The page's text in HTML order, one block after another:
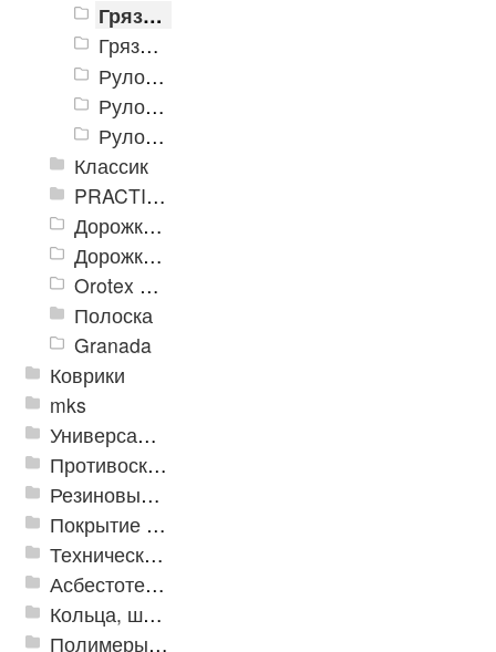
Грязеулавливающие коврики «Марс» 400x600 мм
Грязеулавливающие коврики «Марс» 1200x1800 мм
Рулон «Марс» 900 мм
Рулон «Марс» 1200 мм
Рулон «Марс» 2000 мм
Классик
PRACTICAL
Дорожка влаговпитывающая Лидер XL
Дорожки «Фаворит»
Orotex GIN
Полоска
Granada
Коврики
mks
Универсальные модульные покрытия
Противоскользящая защита для лестниц, профили, ленты
Резиновые и ПВХ дорожки
Покрытие из резиновой крошки
Техническая резина
Асбестотехнические и теплоизоляционные материалы
Кольца, шайбы, манжеты
Полимеры и пластики